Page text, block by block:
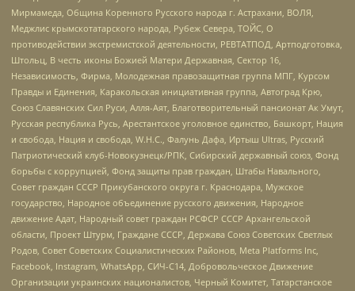
Мирмамеда, Община Коренного Русского народа г. Астрахани, ВОЛЯ,
Меджлис крымскотатарского народа, Рубеж Севера, ТОЙС, О
противодействии экстремистской деятельности, РЕВТАТПОД, Артподготовка,
Штольц, В честь иконы Божией Матери Державная, Сектор 16,
Независимость, Фирма, Молодежная правозащитная группа МПГ, Курсом
Правды и Единения, Каракольская инициативная группа, Автоград Крю,
Союз Славянских Сил Руси, Алля-Аят, Благотворительный пансионат Ак Умут,
Русская республика Русь, Арестантское уголовное единство, Башкорт, Нация
и свобода, Нация и свобода, W.H.С., Фалунь Дафа, Иртыш Ultras, Русский
Патриотический клуб-Новокузнецк/РПК, Сибирский державный союз, Фонд
борьбы с коррупцией, Фонд защиты прав граждан, Штабы Навального,
Совет граждан СССР Прикубанского округа г. Краснодара, Мужское
государство, Народное объединение русского движения, Народное
движение Адат, Народный совет граждан РСФСР СССР Архангельской
области, Проект Штурм, Граждане СССР, Держава Союз Советских Светлых
Родов, Совет Советских Социалистических Районов, Meta Platforms Inc,
Facebook, Instagram, WhatsApp, СИЧ-С14, Добровольческое Движение
Организации украинских националистов, Черный Комитет, Татарстанское